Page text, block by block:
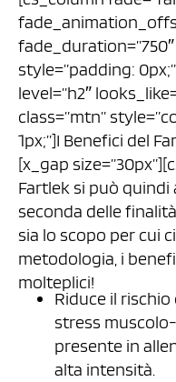
fade_duration=”750″
style=”padding:
level=”h2″
class=”mtn”
1px;”]I Benefici del
[x_gap
Fartlek si può
seconda delle
sia lo scopo per cui
metodologia, i
molteplici!
Riduce il rischio
stress
presente in
alta intensità.